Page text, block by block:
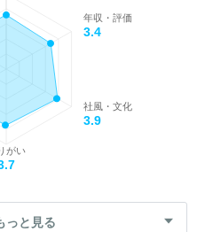
年収・評価
3.4
社風・文化
3.9
がい
っと見る